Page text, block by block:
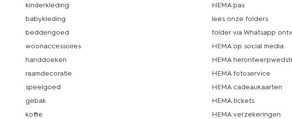
kinderkleding
babykleding
beddengoed
woonaccessoires
handdoeken
raamdecoratie
speelgoed
gebak
koffie
HEMA pas
lees onze folders
folder via Whatsapp
HEMA op social media
HEMA
HEMA fotoservice
HEMA cadeaukaarten
HEMA tickets
HEMA verzekeringen